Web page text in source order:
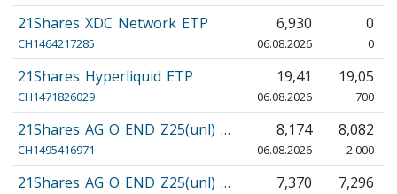
21Shares XDC Network ETP
CH1464217285
6,930
06.08.2026
0
0
21Shares Hyperliquid ETP
CH1471826029
19,41
06.08.2026
19,05
700
21Shares AG O END Z25(unl) …
CH1495416971
8,174
06.08.2026
8,082
2.000
21Shares AG O END Z25(unl) … 7,370 7,296